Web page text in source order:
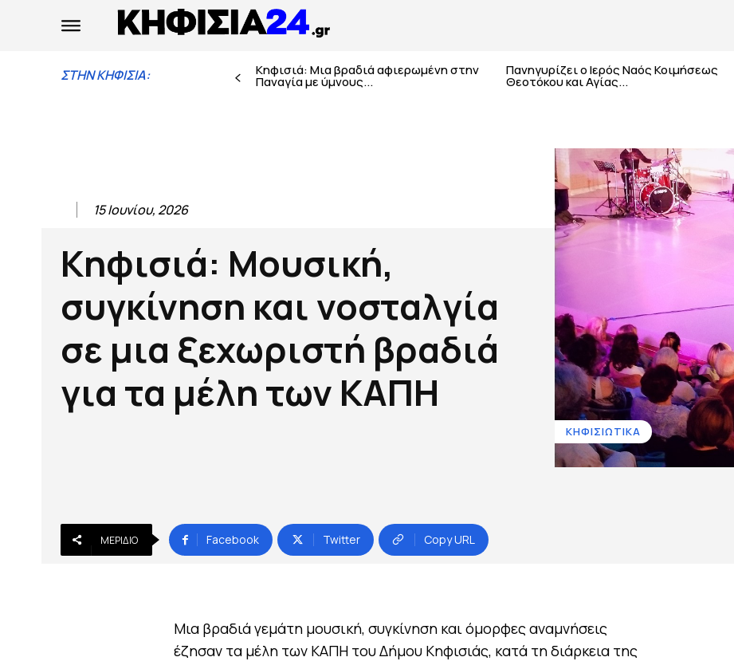
ΣΤΗΝ ΚΗΦΙΣΙΑ: Κηφισιά: Μια βραδιά αφιερωμένη στην
Παναγία με ύμνους...
Πανηγυρίζει ο Ιερός Ναός Κοιμήσεως
Θεοτόκου και Αγίας...
15 Ιουνίου, 2026
Κηφισιά: Μουσική,
συγκίνηση και νοσταλγία
σε μια ξεχωριστή βραδιά
για τα μέλη των ΚΑΠΗ
ΚΗΦΙΣΙΩΤΙΚΑ
ΜΕΡΊΔΙΟ Facebook Twitter Copy URL
Μια βραδιά γεμάτη μουσική, συγκίνηση και όμορφες αναμνήσεις
έζησαν τα μέλη των ΚΑΠΗ του Δήμου Κηφισιάς, κατά τη διάρκεια της